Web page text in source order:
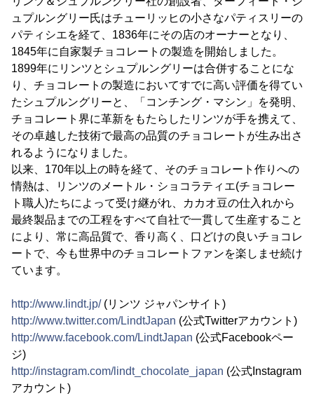
ュプルングリー氏はチューリッヒの小さなパティスリーの
パティシエを経て、1836年にその店のオーナーとなり、
1845年に自家製チョコレートの製造を開始しました。
1899年にリンツとシュプルングリーは合併することにな
り、チョコレートの製造においてすでに高い評価を得てい
たシュプルングリーと、「コンチング・マシン」を発明、
チョコレート界に革新をもたらしたリンツが手を携えて、
その卓越した技術で最高の品質のチョコレートが生み出さ
れるようになりました。
以来、170年以上の時を経て、そのチョコレート作りへの
情熱は、リンツのメートル・ショコラティエ(チョコレー
ト職人)たちによって受け継がれ、カカオ豆の仕入れから
最終製品までの工程をすべて自社で一貫して生産すること
により、常に高品質で、香り高く、口どけの良いチョコレ
ートで、今も世界中のチョコレートファンを楽しませ続け
ています。
http://www.lindt.jp/(リンツ ジャパンサイト)
http://www.twitter.com/LindtJapan (公式Twitterアカウント)
http://www.facebook.com/LindtJapan (公式Facebookペー
ジ)
http://instagram.com/lindt_chocolate_japan (公式Instagram
アカウント)